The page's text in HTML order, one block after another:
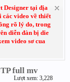
Designer tại địa
các video về thiết
rõ lý do, trong
diễn đàn bị die
video sơ cua
full mv
Lượt xem: 3,228